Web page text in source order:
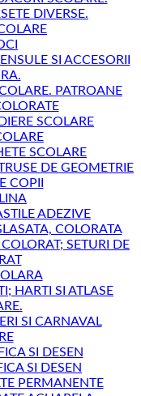
DIVERSE.
SI ACCESORII
PATROANE
SCOLARE
SCOLARE
DE GEOMETRIE
COPII
ADEZIVE
COLORATA
SETURI DE
HARTI SI ATLASE
SI CARNAVAL
SI DESEN
SI DESEN
PERMANENTE